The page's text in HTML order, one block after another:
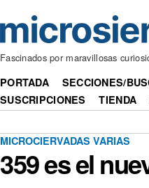
Fascinados por maravillosas
PORTADA SECCIONES/
SUSCRIPCIONES
TIENDA
MICROCIERVADAS VARIAS
359 es el